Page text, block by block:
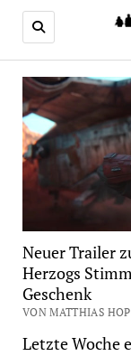
Neuer Trailer
Herzogs
Geschenk
VON MATTHIAS
Letzte Woche